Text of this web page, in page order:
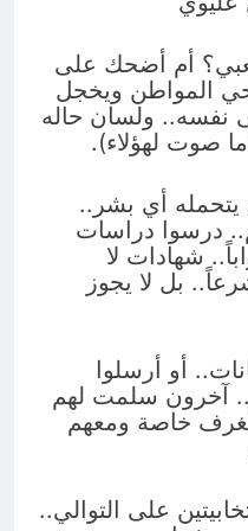
ووصايا لم تُنفذ
17 ساعة Ago
أم أضحك على
المواطن ويخجل
نفسه.. ولسان حاله
صوت لهؤلاء).
يتحمله أي بشر..
درسوا دراسات
شهادات لا
بل لا يجوز
أو أرسلوا
آخرون سلمت لهم
بغرف خاصة ومعهم
على التوالي..